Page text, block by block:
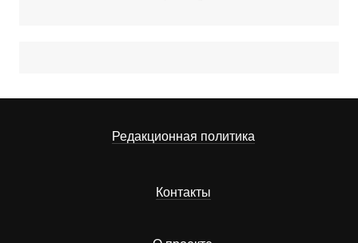
Редакционная политика
Контакты